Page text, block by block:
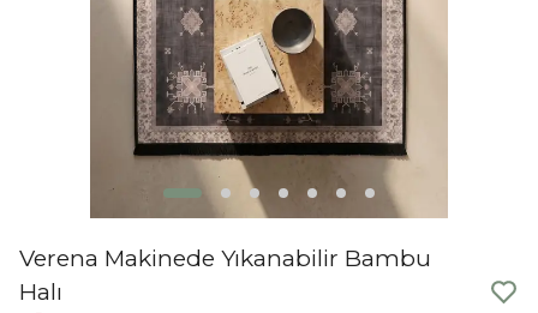
Verena Makinede Yıkanabilir Bambu
Halı